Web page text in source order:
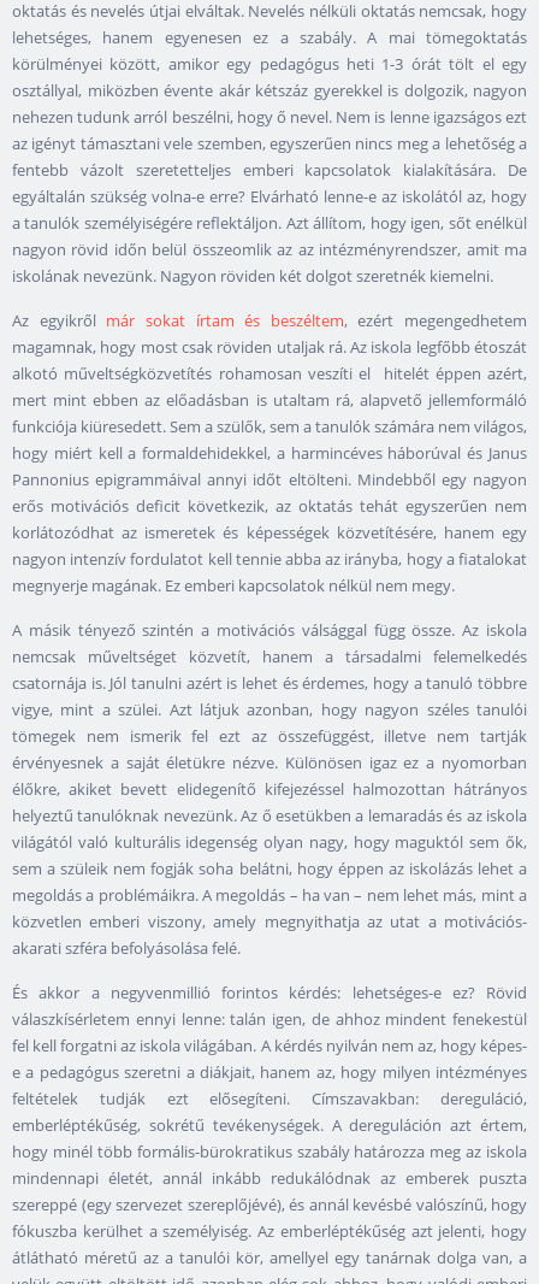
oktatás és nevelés útjai elváltak. Nevelés nélküli oktatás nemcsak, hogy
lehetséges, hanem egyenesen ez a szabály. A mai tömegoktatás
körülményei között, amikor egy pedagógus heti 1-3 órát tölt el egy
osztállyal, miközben évente akár kétszáz gyerekkel is dolgozik, nagyon
nehezen tudunk arról beszélni, hogy ő nevel. Nem is lenne igazságos ezt
az igényt támasztani vele szemben, egyszerűen nincs meg a lehetőség a
fentebb vázolt szeretetteljes emberi kapcsolatok kialakítására. De
egyáltalán szükség volna-e erre? Elvárható lenne-e az iskolától az, hogy
a tanulók személyiségére reflektáljon. Azt állítom, hogy igen, sőt enélkül
nagyon rövid időn belül összeomlik az az intézményrendszer, amit ma
iskolának nevezünk. Nagyon röviden két dolgot szeretnék kiemelni.
Az egyikről már sokat írtam és beszéltem, ezért megengedhetem
magamnak, hogy most csak röviden utaljak rá. Az iskola legfőbb étoszát
alkotó műveltségközvetítés rohamosan veszíti el hitelét éppen azért,
mert mint ebben az előadásban is utaltam rá, alapvető jellemformáló
funkciója kiüresedett. Sem a szülők, sem a tanulók számára nem világos,
hogy miért kell a formaldehidekkel, a harmincéves háborúval és Janus
Pannonius epigrammáival annyi időt eltölteni. Mindebből egy nagyon
erős motivációs deficit következik, az oktatás tehát egyszerűen nem
korlátozódhat az ismeretek és képességek közvetítésére, hanem egy
nagyon intenzív fordulatot kell tennie abba az irányba, hogy a fiatalokat
megnyerje magának. Ez emberi kapcsolatok nélkül nem megy.
A másik tényező szintén a motivációs válsággal függ össze. Az iskola
nemcsak műveltséget közvetít, hanem a társadalmi felemelkedés
csatornája is. Jól tanulni azért is lehet és érdemes, hogy a tanuló többre
vigye, mint a szülei. Azt látjuk azonban, hogy nagyon széles tanulói
tömegek nem ismerik fel ezt az összefüggést, illetve nem tartják
érvényesnek a saját életükre nézve. Különösen igaz ez a nyomorban
élőkre, akiket bevett elidegenítő kifejezéssel halmozottan hátrányos
helyeztű tanulóknak nevezünk. Az ő esetükben a lemaradás és az iskola
világától való kulturális idegenség olyan nagy, hogy maguktól sem ők,
sem a szüleik nem fogják soha belátni, hogy éppen az iskolázás lehet a
megoldás a problémáikra. A megoldás – ha van – nem lehet más, mint a
közvetlen emberi viszony, amely megnyithatja az utat a motivációs-
akarati szféra befolyásolása felé.
És akkor a negyvenmillió forintos kérdés: lehetséges-e ez? Rövid
válaszkísérletem ennyi lenne: talán igen, de ahhoz mindent fenekestül
fel kell forgatni az iskola világában. A kérdés nyilván nem az, hogy képes-
e a pedagógus szeretni a diákjait, hanem az, hogy milyen intézményes
feltételek tudják ezt elősegíteni. Címszavakban: dereguláció,
emberléptékűség, sokrétű tevékenységek. A dereguláción azt értem,
hogy minél több formális-bürokratikus szabály határozza meg az iskola
mindennapi életét, annál inkább redukálódnak az emberek puszta
szereppé (egy szervezet szereplőjévé), és annál kevésbé valószínű, hogy
fókuszba kerülhet a személyiség. Az emberléptékűség azt jelenti, hogy
átlátható méretű az a tanulói kör, amellyel egy tanárnak dolga van, a